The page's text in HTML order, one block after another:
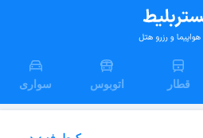
قطار اتوبوس سواری